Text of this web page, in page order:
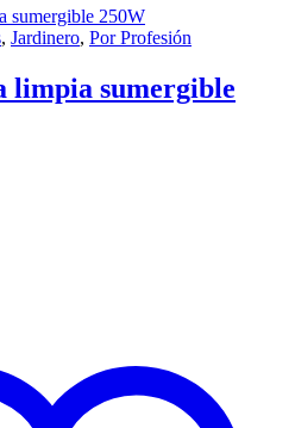
, Jardinero, Por Profesión
limpia sumergible